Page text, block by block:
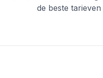
de beste